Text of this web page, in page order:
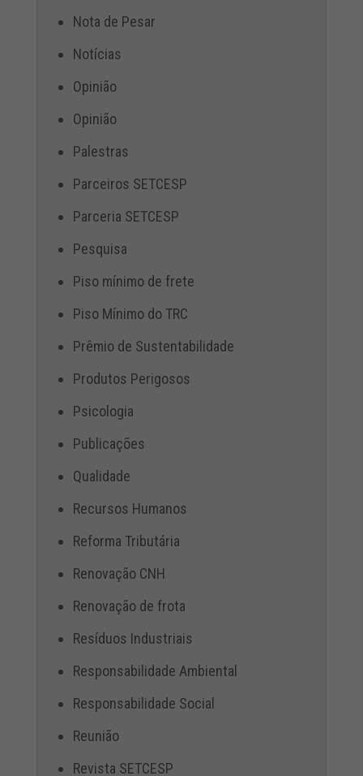
Nota de Pesar
Notícias
Opinião
Opinião
Palestras
Parceiros SETCESP
Parceria SETCESP
Pesquisa
Piso mínimo de frete
Piso Mínimo do TRC
Prêmio de Sustentabilidade
Produtos Perigosos
Psicologia
Publicações
Qualidade
Recursos Humanos
Reforma Tributária
Renovação CNH
Renovação de frota
Resíduos Industriais
Responsabilidade Ambiental
Responsabilidade Social
Reunião
Revista SETCESP